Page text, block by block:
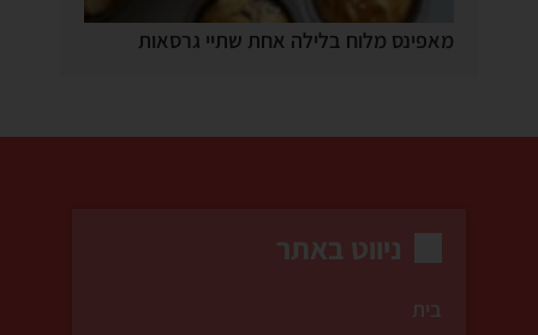
מאפינס מלוח בלילה אחת שתיי גרסאות
ניווט באתר
בית